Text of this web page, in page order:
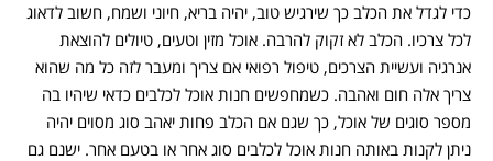
כדי לגדל את הכלב כך שירגיש טוב, יהיה בריא, חיוני ושמח, חשוב לדאוג
לכל צרכיו. הכלב לא זקוק להרבה. אוכל מזין וטעים, טיולים להוצאת
אנרגיה ועשיית הצרכים, טיפול רפואי אם צריך ומעבר לזה כל מה שהוא
צריך אלה חום ואהבה. כשמחפשים חנות אוכל לכלבים כדאי שיהיו בה
מספר סוגים של אוכל, כך שגם אם הכלב פחות יאהב סוג מסוים יהיה
ניתן לקנות באותה חנות אוכל לכלבים סוג אחר או בטעם אחר. ישנם גם